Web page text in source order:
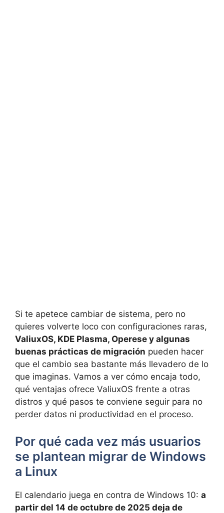
Si te apetece cambiar de sistema, pero no
quieres volverte loco con configuraciones raras,
ValiuxOS, KDE Plasma, Operese y algunas
buenas prácticas de migración pueden hacer
que el cambio sea bastante más llevadero de lo
que imaginas. Vamos a ver cómo encaja todo,
qué ventajas ofrece ValiuxOS frente a otras
distros y qué pasos te conviene seguir para no
perder datos ni productividad en el proceso.
Por qué cada vez más usuarios
se plantean migrar de Windows
a Linux
El calendario juega en contra de Windows 10: a
partir del 14 de octubre de 2025 deja de